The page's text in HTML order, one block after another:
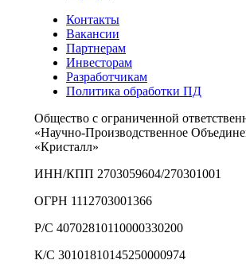
Контакты
Вакансии
Партнерам
Инвесторам
Разработчикам
Политика обработки ПД
Общество с ограниченной
«Научно-Производственное
«Кристалл»
ИНН/КПП 2703059604/270301001
ОГРН 1112703001366
Р/С 40702810110000330200
К/С 30101810145250000974